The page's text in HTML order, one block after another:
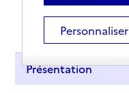
Présentation
Personnaliser